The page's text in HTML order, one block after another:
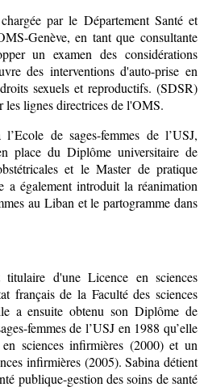
par le Département Santé et
Genève, en tant que consultante
un examen des considérations
des interventions d'auto-prise en
sexuels et reproductifs. (SDSR)
les lignes directrices de l'OMS.
de sages-femmes de l’USJ,
place du Diplôme universitaire de
et le Master de pratique
a également introduit la réanimation
au Liban et le partogramme dans
d'une Licence en sciences
français de la Faculté des sciences
a ensuite obtenu son Diplôme de
femmes de l’USJ en 1988 qu’elle
sciences infirmières (2000) et un
infirmières (2005). Sabina détient
publique-gestion des soins de santé